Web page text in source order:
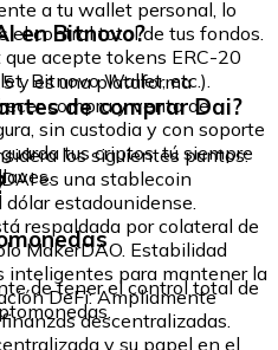
a tu wallet personal, lo
el control total de tus fondos.
que acepte tokens ERC-20
Bitnovo Wallet, etc.).
en Bitnovo?
y es una plataforma
compra y venta de
sin custodia y con soporte
tus criptos: tú siempre
de comprar Dai?
los siguientes puntos:
es una stablecoin
estadounidense.
respaldada por colateral de
MakerDAO. Estabilidad
inteligentes para mantener la
DeFi: Ampliamente
descentralizadas.
y su papel en el
de tener el control total de